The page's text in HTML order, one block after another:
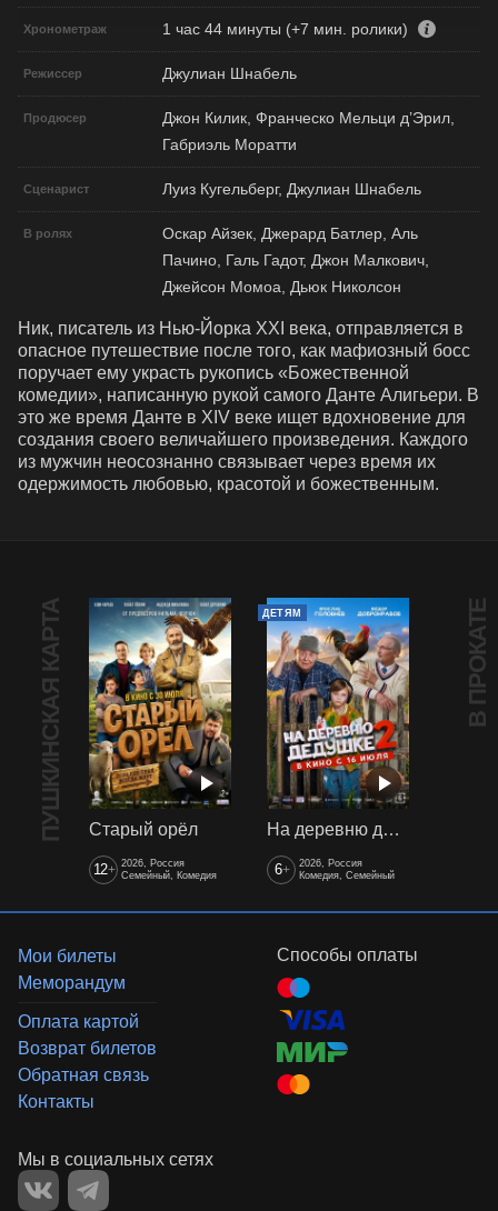
Хронометраж 1 час 44 минуты (+7 мин. ролики)
Режиссер Джулиан Шнабель
Продюсер
Джон Килик, Франческо Мельци д’Эрил,
Габриэль Моратти
Сценарист Луиз Кугельберг, Джулиан Шнабель
В ролях
Оскар Айзек, Джерард Батлер, Аль
Пачино, Галь Гадот, Джон Малкович,
Джейсон Момоа, Дьюк Николсон
Ник, писатель из Нью-Йорка XXI века, отправляется в
опасное путешествие после того, как мафиозный босс
поручает ему украсть рукопись «Божественной
комедии», написанную рукой самого Данте Алигьери. В
это же время Данте в XIV веке ищет вдохновение для
создания своего величайшего произведения. Каждого
из мужчин неосознанно связывает через время их
одержимость любовью, красотой и божественным.
ПУШКИНСКАЯ КАРТА Старый орёл
12+ 2026, Россия
Семейный, Комедия
ДЕТЯМ
На деревню дедушке 2
6+
2026, Россия
Комедия, Семейный
В ПРОКАТЕ
Мои билеты
Меморандум
Оплата картой
Возврат билетов
Обратная связь
Контакты
Способы оплаты